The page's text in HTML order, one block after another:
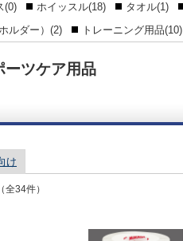
(0) ホイッスル(18) タオル(1)
ルダー）(2)
トレーニング用品(10)
ーツケア用品
け
34件）